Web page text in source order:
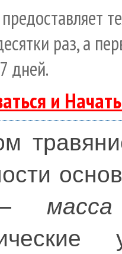
раз, а
дней.
и
—